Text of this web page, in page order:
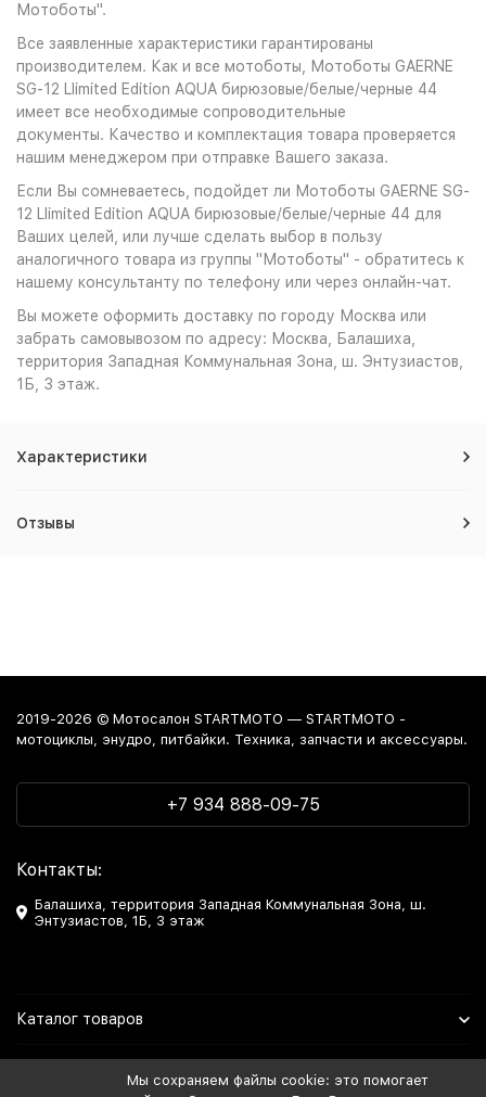
Мотоботы".
Все заявленные характеристики гарантированы
производителем. Как и все мотоботы, Мотоботы GAERNE
SG-12 LIimited Edition AQUA бирюзовые/белые/черные 44
имеет все необходимые сопроводительные
документы. Качество и комплектация товара проверяется
нашим менеджером при отправке Вашего заказа.
Если Вы сомневаетесь, подойдет ли Мотоботы GAERNE SG-
12 LIimited Edition AQUA бирюзовые/белые/черные 44 для
Ваших целей, или лучше сделать выбор в пользу
аналогичного товара из группы "Мотоботы" - обратитесь к
нашему консультанту по телефону или через онлайн-чат.
Вы можете оформить доставку по городу Москва или
забрать самовывозом по адресу: Москва, Балашиха,
территория Западная Коммунальная Зона, ш. Энтузиастов,
1Б, 3 этаж.
Характеристики
Отзывы
2019-2026 © Мотосалон STARTMOTO — STARTMOTO -
мотоциклы, энудро, питбайки. Техника, запчасти и аксессуары.
+7 934 888-09-75
Контакты:
Балашиха, территория Западная Коммунальная Зона, ш.
Энтузиастов, 1Б, 3 этаж
Каталог товаров
Мы сохраняем файлы cookie: это помогает